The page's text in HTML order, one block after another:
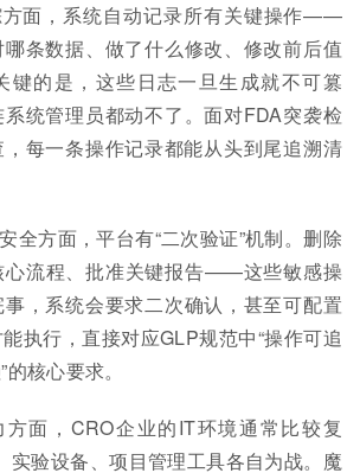
面，系统自动记录所有关键操作——
条数据、做了什么修改、修改前后值
键的是，这些日志一旦生成就不可篡
统管理员都动不了。面对FDA突袭检
每一条操作记录都能从头到尾追溯清
方面，平台有“二次验证”机制。删除
心流程、批准关键报告——这些敏感操
，系统会要求二次确认，甚至可配置
执行，直接对应GLP规范中“操作可追
核心要求。
，CRO企业的IT环境通常比较复
实验设备、项目管理工具各自为战。魔